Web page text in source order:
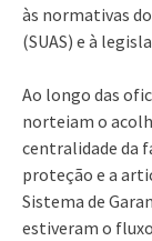
às normativas
(SUAS) e à
Ao longo das
norteiam o
centralidade da
proteção e a
Sistema de
estiveram o